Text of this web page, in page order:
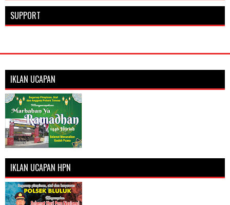
SUPPORT
IKLAN UCAPAN
IKLAN UCAPAN HPN